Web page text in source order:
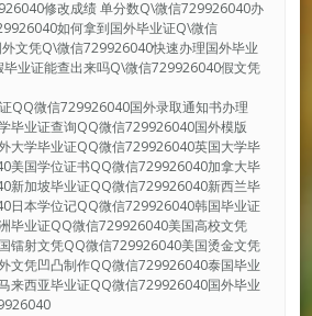
修改成绩 单分数Q\微信729926040办
如何拿到国外毕业证Q\微信
文凭Q\微信729926040快速办理国外毕业
业证能查出来吗Q\微信729926040假文凭
QQ微信729926040国外录取通知书办理
毕业证查询QQ微信729926040国外模版
大学毕业证QQ微信729926040英国大学毕
美国学位证书QQ微信729926040加拿大毕
新加坡毕业证QQ微信729926040新西兰毕
日本学位记QQ微信729926040韩国毕业证
毕业证QQ微信729926040美国高校文凭
镭射文凭QQ微信729926040美国烫金文凭
文凭凹凸制作QQ微信729926040泰国毕业
来西亚毕业证QQ微信729926040国外毕业